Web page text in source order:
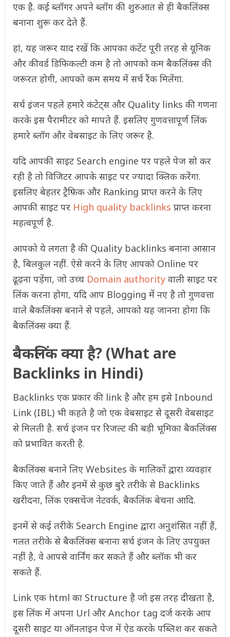
एक है. कई ब्लॉगर अपने ब्लॉग की शुरुआत से ही बैकलिंक्स
बनाना शुरू कर देते हैं.
हां, यह जरूर याद रखें कि आपका कंटेंट पूरी तरह से यूनिक
और कीवर्ड डिफिकल्टी कम है तो आपको कम बैकलिंक्स की
जरूरत होगी, आपको कम समय में सर्च रैंक मिलेंगा.
सर्च इंजन पहले हमारे कंटेट्स और Quality links की गणना
करके इस पैरामीटर को मापते हैं. इसलिए गुणवत्तापूर्ण लिंक
हमारे ब्लॉग और वेबसाइट के लिए जरूर है.
यदि आपकी साइट Search engine पर पहले पेज सो कर
रही है तो विजिटर आपके साइट पर ज्यादा क्लिक करेंगा.
इसलिए बेहतर ट्रैफ़िक और Ranking प्राप्त करने के लिए
आपकी साइट पर High quality backlinks प्राप्त करना
महत्वपूर्ण है.
आपको ये लगता है की Quality backlinks बनाना आसान
है, बिलकुल नहीं. ऐसे करने के लिए आपको Online पर
ढूढ़ना पड़ेंगा, जो उच्च Domain authorityवाली साइट पर
लिंक करना होगा, यदि आप Blogging में नए है तो गुणवत्ता
वाले बैकलिंक्स बनाने से पहले, आपको यह जानना होगा कि
बैकलिंक्स क्या हैं.
बैकलिंक क्या है? (What are
Backlinks in Hindi)
Backlinks एक प्रकार की link है और हम इसे Inbound
Link (IBL) भी कहते है जो एक वेबसाइट से दूसरी वेबसाइट
से मिलती है. सर्च इंजन पर रिजल्ट की बड़ी भूमिका बैकलिंक्स
को प्रभावित करती है.
बैकलिंक्स बनाने लिए Websites के मालिकों द्वारा व्यवहार
किए जाते हैं और इनमें से कुछ बुरे तरीके से Backlinks
खरीदना, लिंक एक्सचेंज नेटवर्क, बैकलिंक बेचना आदि.
इनमें से कई तरीके Search Engine द्वारा अनुशंसित नहीं हैं,
गलत तरीके से बैकलिंक्स बनाना सर्च इंजन के लिए उपयुक्त
नहीं है, वे आपसे वार्निंग कर सकते हैं और ब्लॉक भी कर
सकते हैं.
Link एक html का Structure है जो इस तरह दीखता है,
इस लिंक में अपना Url और Anchor tag दर्ज करके आप
दूसरी साइट या ऑनलाइन पेज में ऐड करके पब्लिश कर सकते